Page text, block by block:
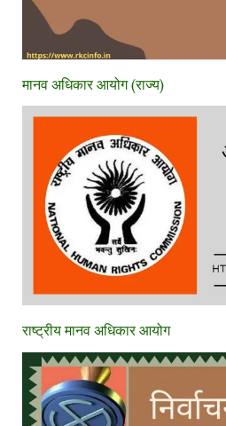
मानव अधिकार आयोग (राज्य)
राष्ट्रीय मानव अधिकार आयोग